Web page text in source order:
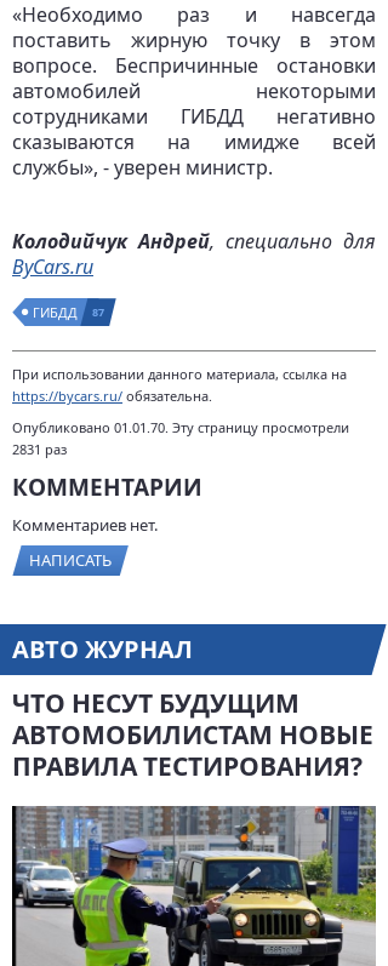
«Необходимо раз и навсегда
поставить жирную точку в этом
вопросе. Беспричинные остановки
автомобилей некоторыми
сотрудниками ГИБДД негативно
сказываются на имидже всей
службы», - уверен министр.
Колодийчук Андрей, специально для
ByCars.ru
ГИБДД 87
При использовании данного материала, ссылка на
https://bycars.ru/ обязательна.
Опубликовано 01.01.70. Эту страницу просмотрели
2831 раз
КОММЕНТАРИИ
Комментариев нет.
НАПИСАТЬ
АВТО ЖУРНАЛ
ЧТО НЕСУТ БУДУЩИМ
АВТОМОБИЛИСТАМ НОВЫЕ
ПРАВИЛА ТЕСТИРОВАНИЯ?